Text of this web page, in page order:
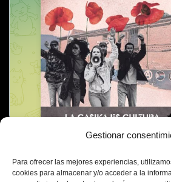
Gestionar
Para ofrecer las mejores experiencias,
cookies para almacenar y/o acceder a la